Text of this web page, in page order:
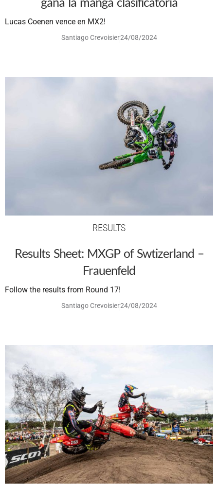
Lucas Coenen vence en MX2!
Santiago Crevoisier24/08/2024
RESULTS
Results Sheet: MXGP of Swtizerland –
Frauenfeld
Follow the results from Round 17!
Santiago Crevoisier24/08/2024